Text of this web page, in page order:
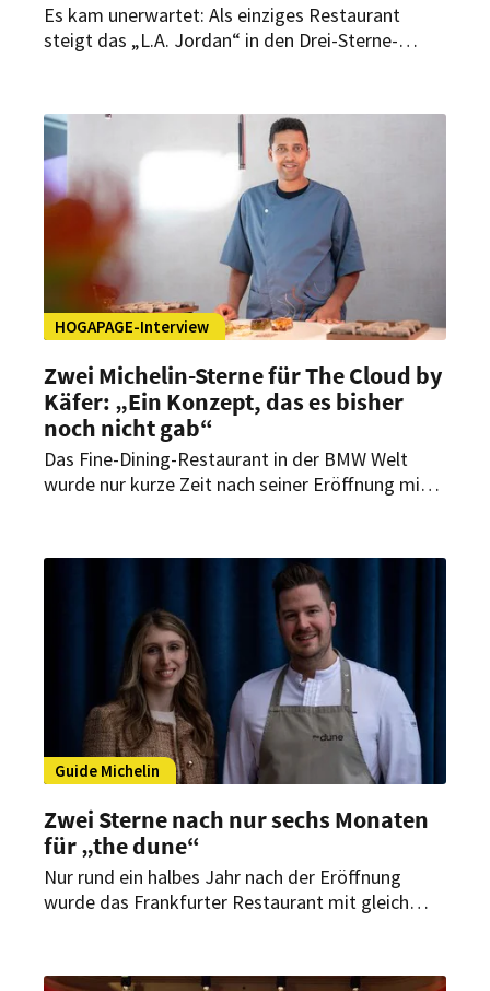
Es kam unerwartet: Als einziges Restaurant
steigt das „L.A. Jordan“ in den Drei-Sterne-
Schimkowitsch über den Moment danach, ein
Team, das zur Familie wurde, und die neue
internationale Strahlkraft für Deidesheim und die
Pfalz.
HOGAPAGE-Interview
Zwei Michelin-Sterne für The Cloud by
Käfer: „Ein Konzept, das es bisher
noch nicht gab“
Das Fine-Dining-Restaurant in der BMW Welt
wurde nur kurze Zeit nach seiner Eröffnung mit
Jens Madsen über das Konzept Culinary
Nomadism und die Frage, wie sich Kreativität
und Kontinuität nach einem solchen Erfolg
verbinden lassen.
Guide Michelin
Zwei Sterne nach nur sechs Monaten
für „the dune“
Nur rund ein halbes Jahr nach der Eröffnung
wurde das Frankfurter Restaurant mit gleich
Lea Rupp knüpfen damit an frühere Erfolge an.